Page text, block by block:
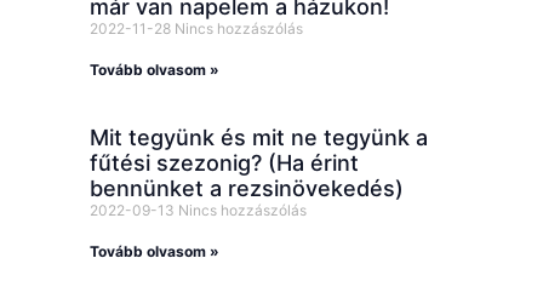
már van napelem a házukon!
2022-11-28 Nincs hozzászólás
Tovább olvasom »
Mit tegyünk és mit ne tegyünk a
fűtési szezonig? (Ha érint
bennünket a rezsinövekedés)
2022-09-13 Nincs hozzászólás
Tovább olvasom »